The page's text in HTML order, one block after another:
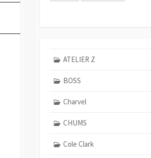
ATELIER Z
BOSS
Charvel
CHUMS
Cole Clark